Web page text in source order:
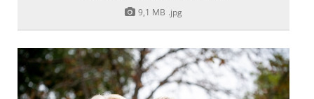
9,1 MB .jpg